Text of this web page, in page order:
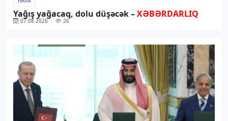
Yağış yağacaq, dolu düşəcək –XƏBƏRDARLIQ
07.08.2026 26